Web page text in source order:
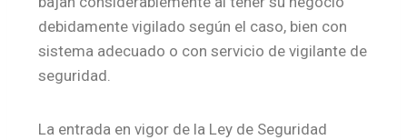
debidamente vigilado según el caso, bien con
sistema adecuado o con servicio de vigilante de
seguridad.
La entrada en vigor de la Ley de Seguridad